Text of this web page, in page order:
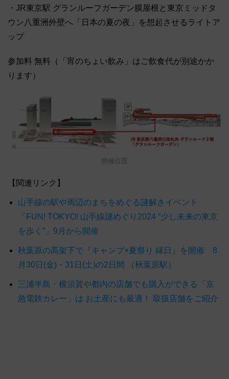
・JR東京駅 グランルーフガーデン膜屋根と東京ミッドタ
ウン八重洲外壁へ「日本の夏の夜」を想起させるライトア
ップ
参加料 無料（「宵のちょい飲み」はご飲食代が別途かか
ります）
開催位置
【関連リンク】
山手線の駅や周辺のまちをめぐる謎解きイベント
「FUN! TOKYO! 山手線謎めぐり2024 “少し未来の東京
を歩く”」9月から開催
秋葉原の高架下で『キャンプ×夏祭り 縁日』を開催 8
月30日(金)・31日(土)の2日間 （秋葉原駅）
三浦半島・横須賀や都内の店舗でも購入ができる「京
急電鉄カレー」は お土産にも最適！ 取扱店舗をご紹介